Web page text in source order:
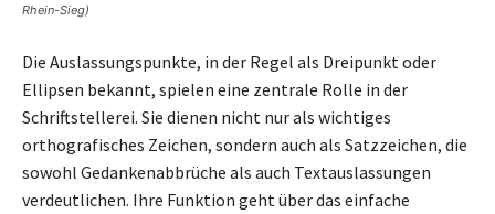
Rhein-Sieg)
Die Auslassungspunkte, in der Regel als Dreipunkt oder
Ellipsen bekannt, spielen eine zentrale Rolle in der
Schriftstellerei. Sie dienen nicht nur als wichtiges
orthografisches Zeichen, sondern auch als Satzzeichen, die
sowohl Gedankenabbrüche als auch Textauslassungen
verdeutlichen. Ihre Funktion geht über das einfache